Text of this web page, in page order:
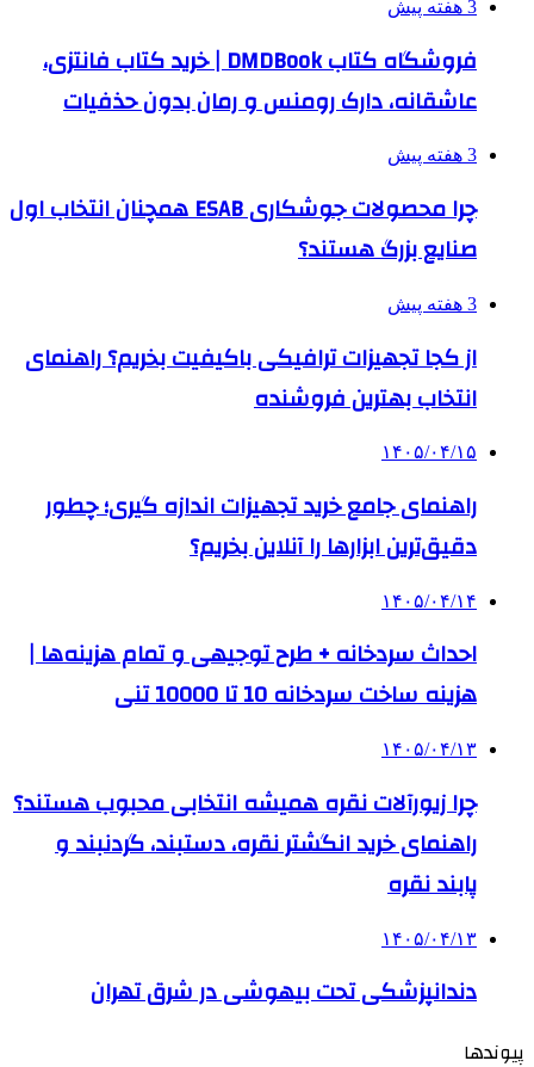
3 هفته پیش
فروشگاه کتاب DMDBook | خرید کتاب فانتزی،
عاشقانه، دارک رومنس و رمان بدون حذفیات
3 هفته پیش
چرا محصولات جوشکاری ESAB همچنان انتخاب اول
صنایع بزرگ هستند؟
3 هفته پیش
از کجا تجهیزات ترافیکی باکیفیت بخریم؟ راهنمای
انتخاب بهترین فروشنده
۱۴۰۵/۰۴/۱۵
راهنمای جامع خرید تجهیزات اندازه گیری؛ چطور
دقیق‌ترین ابزارها را آنلاین بخریم؟
۱۴۰۵/۰۴/۱۴
احداث سردخانه + طرح توجیهی و تمام هزینه‌ها |
هزینه ساخت سردخانه 10 تا 10000 تنی
۱۴۰۵/۰۴/۱۳
چرا زیورآلات نقره همیشه انتخابی محبوب هستند؟
راهنمای خرید انگشتر نقره، دستبند، گردنبند و
پابند نقره
۱۴۰۵/۰۴/۱۳
دندانپزشکی تحت بیهوشی در شرق تهران
پیوندها